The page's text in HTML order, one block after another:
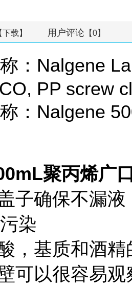
下载】 用户评论 【0】
：Nalgene
PP screw
：Nalgene
聚丙烯广
子确保不漏
染
，基质和酒
可以很容易